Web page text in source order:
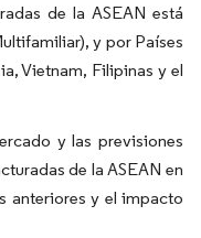
de la ASEAN está
y por Países
Vietnam, Filipinas y el
y las previsiones
de la ASEAN en
anteriores y el impacto